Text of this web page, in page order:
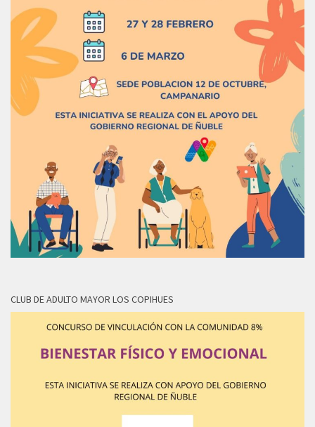
CLUB DE ADULTO MAYOR LOS COPIHUES